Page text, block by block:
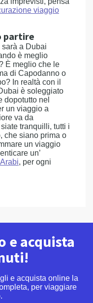
viaggio
partire
a Dubai
è meglio
È meglio che le
di Capodanno o
In realtà con il
è soleggiato
dopotutto nel
un viaggio a
va da
tranquilli, tutti i
che siano prima o
un viaggio
un’
, per ogni
e acquista
e acquista online la
per viaggiare